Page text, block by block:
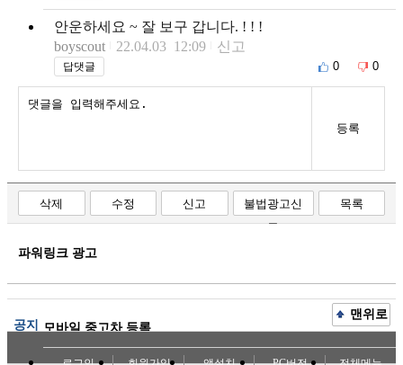
안운하세요 ~ 잘 보구 갑니다. ! ! !
boyscout
22.04.03 12:09 신고
답댓글 0 0
등록
삭제 수정 신고
불법광고신
고
목록
파워링크 광고
공지 모바일 중고차 등록
맨위로